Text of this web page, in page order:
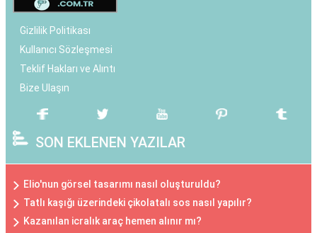
Gizlilik Politikası
Kullanıcı Sözleşmesi
Teklif Hakları ve Alıntı
Bize Ulaşın
SON EKLENEN YAZILAR
Elio'nun görsel tasarımı nasıl oluşturuldu?
Tatlı kaşığı üzerindeki çikolatalı sos nasıl yapılır?
Kazanılan icralık araç hemen alınır mı?